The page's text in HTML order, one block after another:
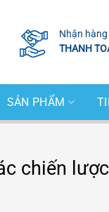
Nhận
THANH
SẢN PHẨM
chiến